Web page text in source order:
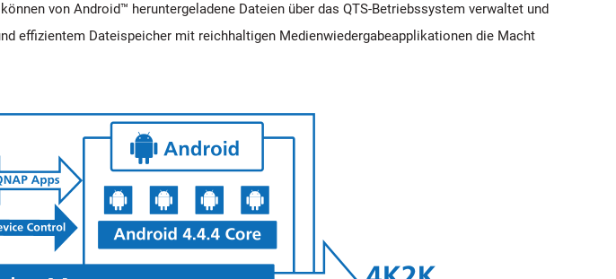
von Android™ heruntergeladene Dateien über das QTS-Betriebssystem verwaltet und
effizientem Dateispeicher mit reichhaltigen Medienwiedergabeapplikationen die Macht